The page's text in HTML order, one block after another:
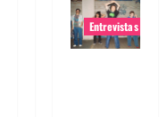
Entrevistas